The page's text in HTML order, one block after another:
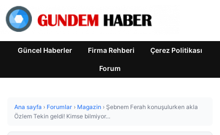
Güncel Haberler Firma Rehberi Çerez Politikası
Forum
Ana sayfa › Forumlar › Magazin › Şebnem Ferah konuşulurken akla
Özlem Tekin geldi! Kimse bilmiyor…